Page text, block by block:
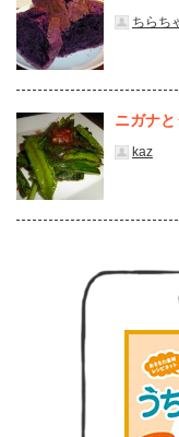
ちらち
ニガナ
kaz